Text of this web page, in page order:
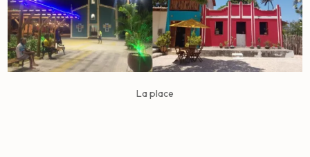
La place